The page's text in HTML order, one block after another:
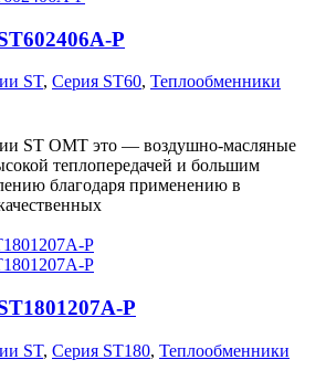
P
ST, Серия ST60, Теплообменники
ST OMT это — воздушно-масляные
теплопередачей и большим
благодаря применению в
P
ST, Серия ST180, Теплообменники